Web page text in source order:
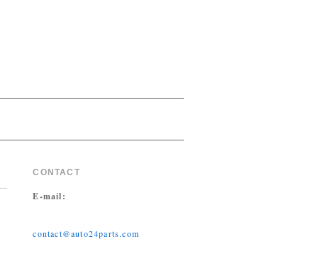
CONTACT
E-mail:
contact@auto24parts.com